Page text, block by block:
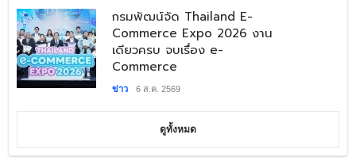
​กรมพัฒน์จัด Thailand E-
Commerce Expo 2026 งาน
เดียวครบ จบเรื่อง e-
Commerce
ข่าว 6 ส.ค. 2569
ดูทั้งหมด